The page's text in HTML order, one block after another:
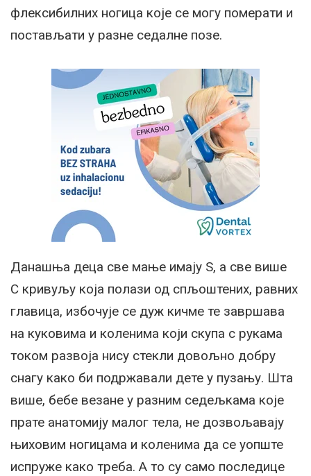
флексибилних ногица које се могу померати и
постављати у разне седалне позе.
Данашња деца све мање имају Ѕ, а све више
С кривуљу која полази од спљоштених, равних
главица, избочује се дуж кичме те завршава
на куковима и коленима који скупа с рукама
током развоја нису стекли довољно добру
снагу како би подржавали дете у пузању. Шта
више, бебе везане у разним седељкама које
прате анатомију малог тела, не дозвољавају
њиховим ногицама и коленима да се уопште
испруже како треба. А то су само последице